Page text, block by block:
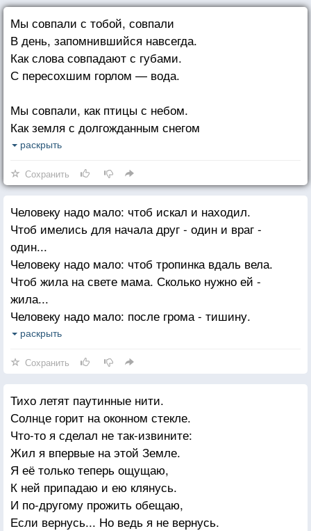
Мы совпали с тобой, совпали
В день, запомнившийся навсегда.
Как слова совпадают с губами.
С пересохшим горлом — вода.
Мы совпали, как птицы с небом.
Как земля с долгожданным снегом
Совпадает в начале зимы,
Мы совпали, еще не зная ничего
О зле и добре.
И навечно совпало с нами
Ето время в календаре.
раскрыть
Сохранить
Человеку надо мало: чтоб искал и находил.
Чтоб имелись для начала друг - один и враг -
один...
Человеку надо мало: чтоб тропинка вдаль вела.
Чтоб жила на свете мама. Сколько нужно ей -
жила...
Человеку надо мало: после грома - тишину.
Голубой клочок тумана. Жизнь - одну. И смерть -
Утром свежую газету - с Человечеством родство.
И всего одну планету: Землю! Только и всего.
И - межзвездную дорогу, да мечту о скоростях.
Это, в сущности,- немного. Это, в общем-то, -
пустяк.
Невеликая награда. Невысокий пьедестал.
Человеку мало надо. Лишь бы дома кто-то ждал.
раскрыть
Сохранить
Тихо летят паутинные нити.
Солнце горит на оконном стекле.
Что-то я сделал не так-извините:
Жил я впервые на этой Земле.
Я её только теперь ощущаю,
К ней припадаю и ею клянусь.
И по-другому прожить обещаю,
Если вернусь... Но ведь я не вернусь.